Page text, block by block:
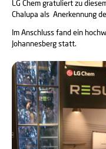
LG Chem gratuliert zu
Chalupa als Anerkennung
Im Anschluss fand ein
Johannesberg statt.